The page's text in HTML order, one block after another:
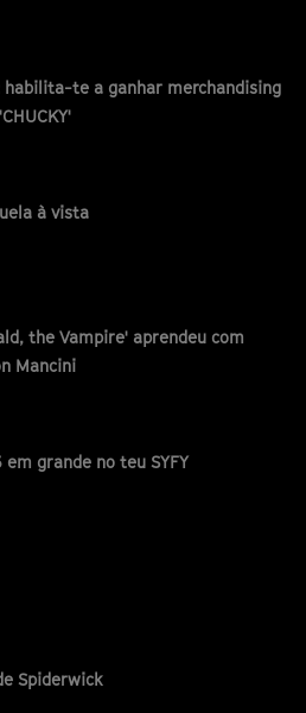
habilita-te a ganhar merchandising
à vista
the Vampire' aprendeu com
Mancini
em grande no teu SYFY
Spiderwick